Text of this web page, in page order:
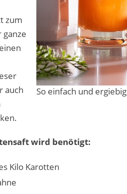
So einfach und ergiebig
zum
ganze
auch
wird benötigt:
Kilo Karotten